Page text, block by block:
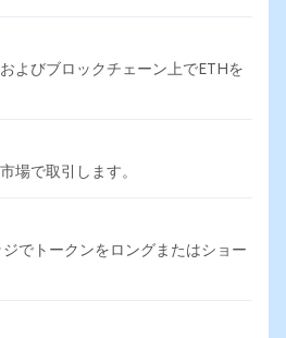
よびブロックチェーン上でETHを
場で取引します。
でトークンをロングまたはショー